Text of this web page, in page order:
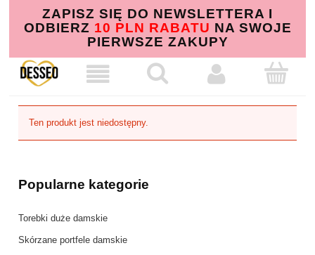
ZAPISZ SIĘ DO NEWSLETTERA I
ODBIERZ 10 PLN RABATU NA SWOJE
PIERWSZE ZAKUPY
Ten produkt jest niedostępny.
Popularne kategorie
Torebki duże damskie
Skórzane portfele damskie